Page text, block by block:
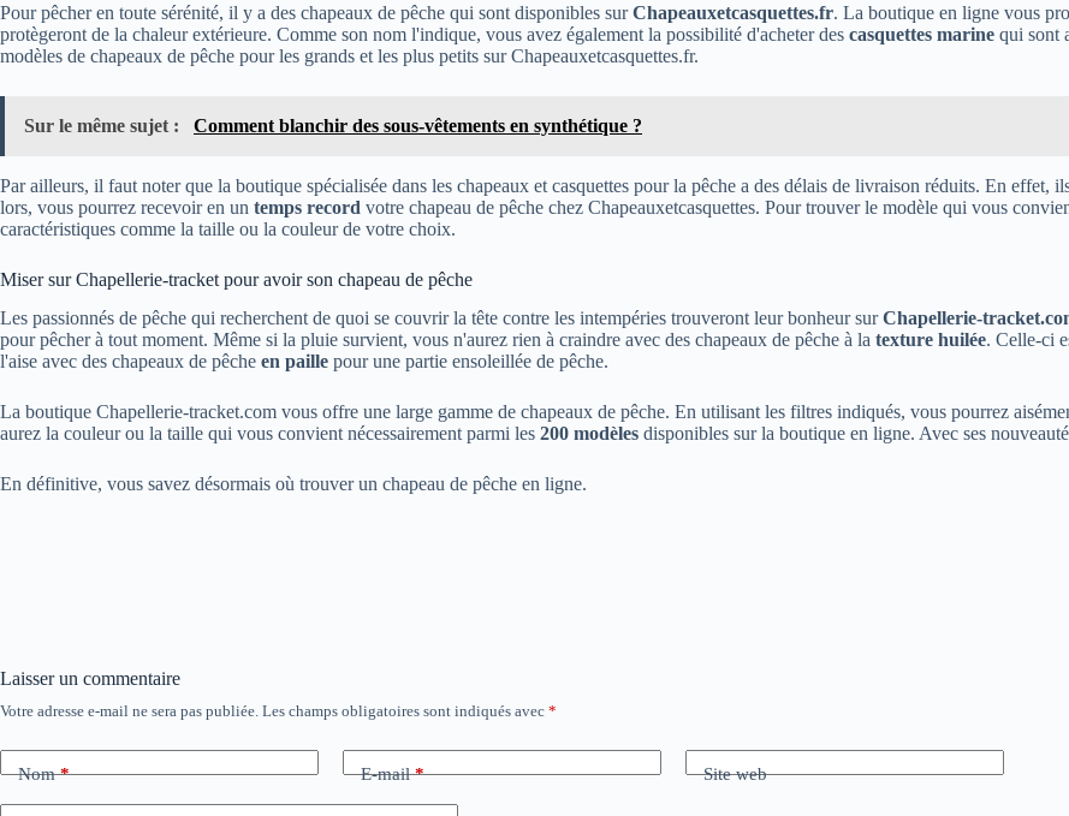
Pour pêcher en toute sérénité, il y a des chapeaux de pêche qui sont disponibles surChapeauxetcasquettes.fr. La boutique en ligne vous
protègeront de la chaleur extérieure. Comme son nom l'indique, vous avez également la possibilité d'acheter des casquettes marine qui sont
modèles de chapeaux de pêche pour les grands et les plus petits sur Chapeauxetcasquettes.fr.
Sur le même sujet : Comment blanchir des sous-vêtements en synthétique ?
Par ailleurs, il faut noter que la boutique spécialisée dans les chapeaux et casquettes pour la pêche a des délais de livraison réduits. En
lors, vous pourrez recevoir en un temps record votre chapeau de pêche chez Chapeauxetcasquettes. Pour trouver le modèle qui vous
caractéristiques comme la taille ou la couleur de votre choix.
Miser sur Chapellerie-tracket pour avoir son chapeau de pêche
Les passionnés de pêche qui recherchent de quoi se couvrir la tête contre les intempéries trouveront leur bonheur surChapellerie-
pour pêcher à tout moment. Même si la pluie survient, vous n'aurez rien à craindre avec des chapeaux de pêche à la texture huilée. Celle-ci
l'aise avec des chapeaux de pêche en paille pour une partie ensoleillée de pêche.
La boutique Chapellerie-tracket.com vous offre une large gamme de chapeaux de pêche. En utilisant les filtres indiqués, vous pourrez
aurez la couleur ou la taille qui vous convient nécessairement parmi les 200 modèles disponibles sur la boutique en ligne. Avec ses
En définitive, vous savez désormais où trouver un chapeau de pêche en ligne.
Laisser un commentaire
Votre adresse e-mail ne sera pas publiée. Les champs obligatoires sont indiqués avec *
Nom* E-mail* Site web